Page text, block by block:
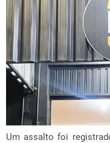
Um assalto foi